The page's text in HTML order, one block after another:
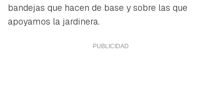
bandejas que hacen de base y sobre las que
apoyamos la jardinera.